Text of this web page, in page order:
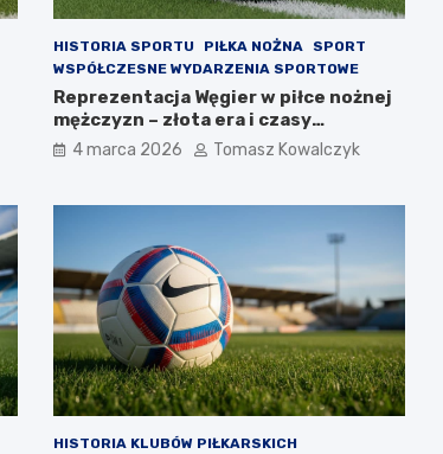
HISTORIA SPORTU PIŁKA NOŻNA
SPORT
WSPÓŁCZESNE WYDARZENIA SPORTOWE
Reprezentacja Węgier w piłce nożnej
mężczyzn – złota era i czasy
współczesne
4 marca 2026 Tomasz Kowalczyk
HISTORIA KLUBÓW PIŁKARSKICH